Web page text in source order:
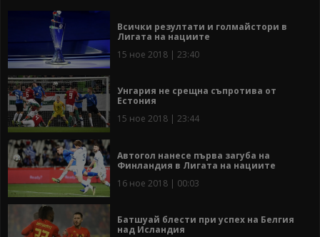
Всички резултати и голмайстори в
Лигата на нациите
15 ное 2018 | 23:40
Унгария не срещна съпротива от
Естония
15 ное 2018 | 23:44
Автогол нанесе първа загуба на
Финландия в Лигата на нациите
16 ное 2018 | 00:03
Батшуай блести при успех на Белгия
над Исландия